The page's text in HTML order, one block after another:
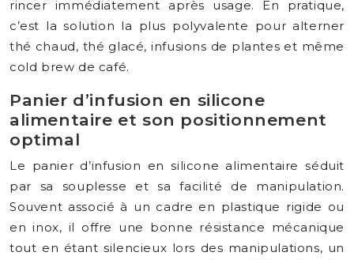
rincer immédiatement après usage. En pratique,
c’est la solution la plus polyvalente pour alterner
thé chaud, thé glacé, infusions de plantes et même
cold brew de café.
Panier d’infusion en silicone
alimentaire et son positionnement
optimal
Le panier d’infusion en silicone alimentaire séduit
par sa souplesse et sa facilité de manipulation.
Souvent associé à un cadre en plastique rigide ou
en inox, il offre une bonne résistance mécanique
tout en étant silencieux lors des manipulations, un